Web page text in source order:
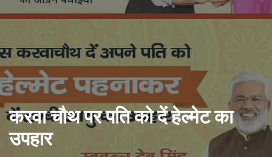
करवा चौथ पर पति को दें हेल्मेट का
उपहार